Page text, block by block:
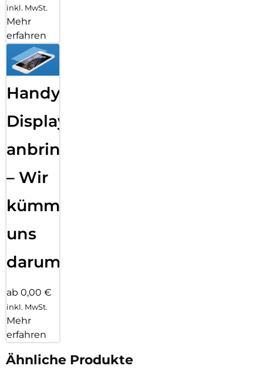
inkl. MwSt.
Mehr
erfahren
Handy
Displayfolie
anbringen
– Wir
kümmern
uns
darum!
ab 0,00 €
inkl. MwSt.
Mehr
erfahren
Ähnliche Produkte